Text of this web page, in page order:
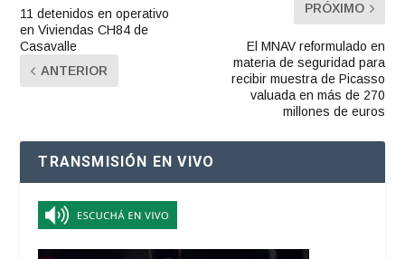
11 detenidos en operativo
en Viviendas CH84 de
Casavalle
ANTERIOR
PRÓXIMO
El MNAV reformulado en
materia de seguridad para
recibir muestra de Picasso
valuada en más de 270
millones de euros
TRANSMISIÓN EN VIVO